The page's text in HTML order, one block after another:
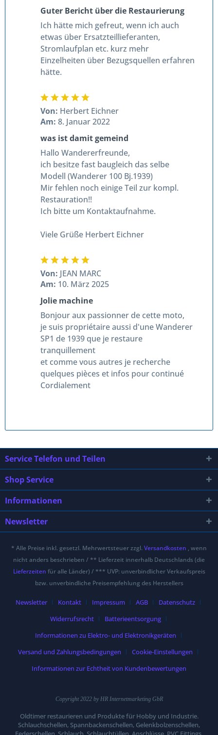
Guter Bericht über die Restaurierung
Ich hätte mich gefreut, wenn ich auch
etwas über Ersatzteillieferanten,
Stromlaufplan etc. kurz mehr
Einzelheiten über Bezugsquellen erfahren
hätte.
Von: Herbert Eichner
Am: 8. Januar 2022
was ist damit gemeind
Hallo Wandererfreunde,
ich besitze fast baugleich das selbe
Modell (Wanderer 100 Bj.1939)
Mir fehlen noch einige Teil zur kompl.
Restauration!!
Ich bitte um Kontaktaufnahme.
Viele Grüße Herbert Eichner
Von: JEAN MARC
Am: 10. März 2025
Jolie machine
Bonjour aux passionner de cette moto,
je suis propriétaire aussi d'une Wanderer
SP1 de 1939 que je restaure
tranquillement
et comme vous autres je recherche
quelques pièces et infos pour continué
Cordialement
Service Telefon und Teilen
Shop Service
Informationen
Newsletter
* Alle Preise inkl. gesetzl. Mehrwertsteuer zzgl. Versandkosten , wenn
nicht anders beschrieben / ** Lieferzeit innerhalb Deutschlands (die
Lieferzeiten für alle Länder) / *** UVP: unverbindlicher Verkaufspreis
bzw. unverbindliche Preisempfehlung des Herstellers
Newsletter Kontakt Impressum AGB
Datenschutz
Widerrufsrecht
Batterieentsorgung
Informationen zu Elektro- und Elektronikgeräten
Versand und Zahlungsbedingungen
Cookie-Einstellungen
Informationen zur Echtheit von Kundenbewertungen
Copyright 2022 by HR Internetmarketing GbR
Oldtimer restaurieren und Produkte für Hobby und Industrie.
Schlauchschellen, Spannbackenschellen, Gelenkbolzenschellen,